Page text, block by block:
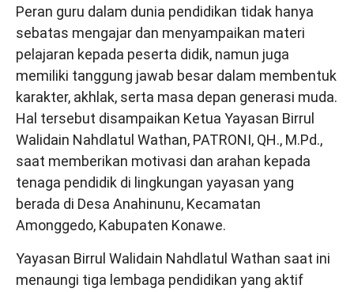
Peran guru dalam dunia pendidikan tidak hanya
sebatas mengajar dan menyampaikan materi
pelajaran kepada peserta didik, namun juga
memiliki tanggung jawab besar dalam membentuk
karakter, akhlak, serta masa depan generasi muda.
Hal tersebut disampaikan Ketua Yayasan Birrul
Walidain Nahdlatul Wathan, PATRONI, QH., M.Pd.,
saat memberikan motivasi dan arahan kepada
tenaga pendidik di lingkungan yayasan yang
berada di Desa Anahinunu, Kecamatan
Amonggedo, Kabupaten Konawe.
Yayasan Birrul Walidain Nahdlatul Wathan saat ini
menaungi tiga lembaga pendidikan yang aktif